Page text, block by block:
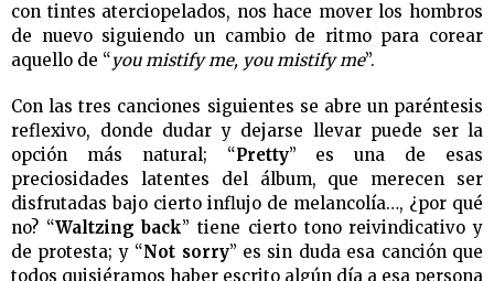
con tintes aterciopelados, nos hace mover los hombros
de nuevo siguiendo un cambio de ritmo para corear
aquello de “you mistify me, you mistify me”.
Con las tres canciones siguientes se abre un paréntesis
reflexivo, donde dudar y dejarse llevar puede ser la
opción más natural; “Pretty” es una de esas
preciosidades latentes del álbum, que merecen ser
disfrutadas bajo cierto influjo de melancolía…, ¿por qué
no? “Waltzing back” tiene cierto tono reivindicativo y
de protesta; y “Not sorry” es sin duda esa canción que
todos quisiéramos haber escrito algún día a esa persona